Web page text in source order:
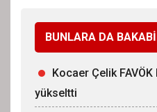
BUNLARA DA
Kocaer Çelik FAVÖK
yükseltti